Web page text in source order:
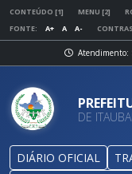
CONTEÚDO [1] MENU [2]
FONTE:
A+ A A-
Atendimento:
DE ITAUBAL
DIÁRIO OFICIAL